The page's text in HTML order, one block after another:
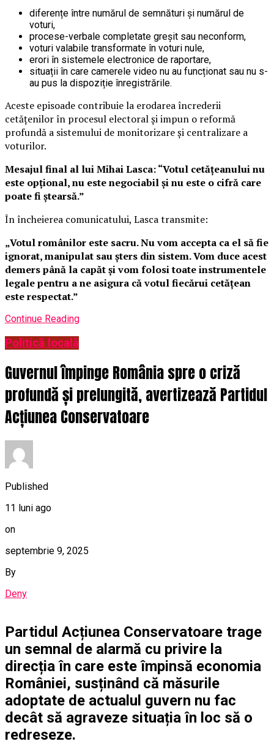
diferențe între numărul de semnături și numărul de
voturi,
procese-verbale completate greșit sau neconform,
voturi valabile transformate în voturi nule,
erori în sistemele electronice de raportare,
situații în care camerele video nu au funcționat sau nu s-
au pus la dispoziție înregistrările.
Aceste episoade contribuie la erodarea încrederii
cetățenilor în procesul electoral și impun o reformă
profundă a sistemului de monitorizare și centralizare a
voturilor.
Mesajul final al lui Mihai Lasca: “Votul cetățeanului nu
este opțional, nu este negociabil și nu este o cifră care
poate fi ștearsă.”
În încheierea comunicatului, Lasca transmite:
„Votul românilor este sacru. Nu vom accepta ca el să fie
ignorat, manipulat sau șters din sistem. Vom duce acest
demers până la capăt și vom folosi toate instrumentele
legale pentru a ne asigura că votul fiecărui cetățean
este respectat.”
Continue Reading
Politică locală
Guvernul împinge România spre o criză
profundă și prelungită, avertizează Partidul
Acțiunea Conservatoare
Published
11 luni ago
on
septembrie 9, 2025
By
Deny
Partidul Acțiunea Conservatoare trage
un semnal de alarmă cu privire la
direcția în care este împinsă economia
României, susținând că măsurile
adoptate de actualul guvern nu fac
decât să agraveze situația în loc să o
redreseze.